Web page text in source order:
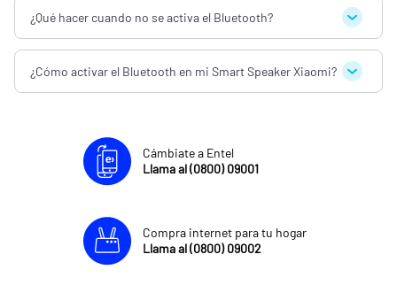
¿Qué hacer cuando no se activa el Bluetooth?
¿Cómo activar el Bluetooth en mi Smart Speaker Xiaomi?
Cámbiate a Entel
Llama al (0800) 09001
Compra internet para tu hogar
Llama al (0800) 09002